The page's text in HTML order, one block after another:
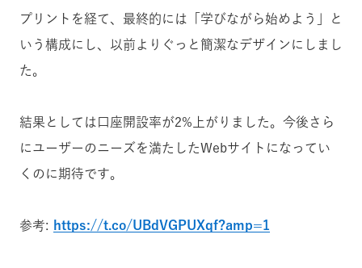
プリントを経て、最終的には「学びながら始めよう」と
いう構成にし、以前よりぐっと簡潔なデザインにしまし
た。
結果としては口座開設率が2%上がりました。 今後さら
にユーザーのニーズを満たしたWebサイトになってい
くのに期待です。
参考: https://t.co/UBdVGPUXqf?amp=1